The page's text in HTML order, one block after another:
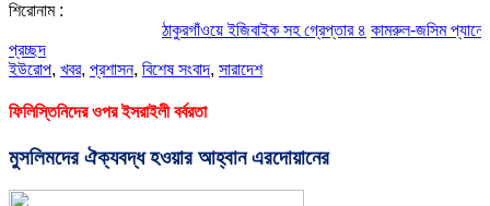
শিরোনাম :
ঠাকুরগাঁওয়ে ইজিবাইক সহ গ্রেপ্তার ৪ কামরুল-জসিম প্যানেলের
প্রচ্ছদ
ইউরোপ, খবর, প্রশাসন, বিশেষ সংবাদ, সারাদেশ
ফিলিস্তিনিদের ওপর ইসরাইলী বর্বরতা
মুসলিমদের ঐক্যবদ্ধ হওয়ার আহ্বান এরদোয়ানের